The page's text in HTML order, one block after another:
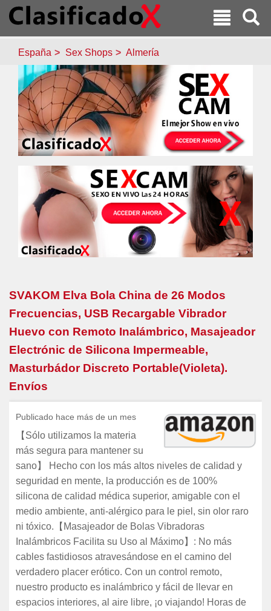
España Sex Shops Almería
SVAKOM Elva Bola China de 26 Modos
Frecuencias, USB Recargable Vibrador
Huevo con Remoto Inalámbrico, Masajeador
Electrónic de Silicona Impermeable,
Masturbádor Discreto Portable(Violeta).
Envíos
Publicado hace más de un mes
【Sólo utilizamos la materia
más segura para mantener su
sano】 Hecho con los más altos niveles de calidad y
seguridad en mente, la producción es de 100%
silicona de calidad médica superior, amigable con el
medio ambiente, anti-alérgico para le piel, sin olor raro
ni tóxico.【Masajeador de Bolas Vibradoras
Inalámbricos Facilita su Uso al Máximo】: No más
cables fastidiosos atravesándose en el camino del
verdadero placer erótico. Con un control remoto,
nuestro producto es inalámbrico y fácil de llevar en
espacios interiores, al aire libre, ¡o viajando! Horas de